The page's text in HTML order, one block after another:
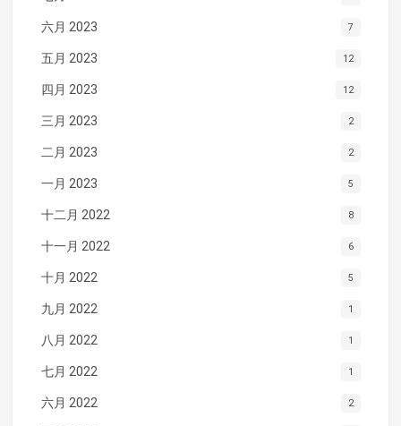
六月 2023 7
五月 2023 12
四月 2023 12
三月 2023 2
二月 2023 2
一月 2023 5
十二月 2022 8
十一月 2022 6
十月 2022 5
九月 2022 1
八月 2022 1
七月 2022 1
六月 2022 2